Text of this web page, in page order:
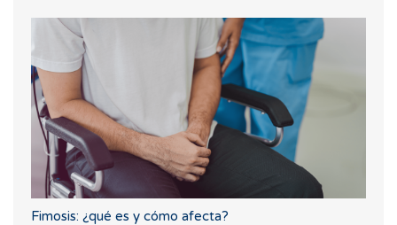
Fimosis: ¿qué es y cómo afecta?